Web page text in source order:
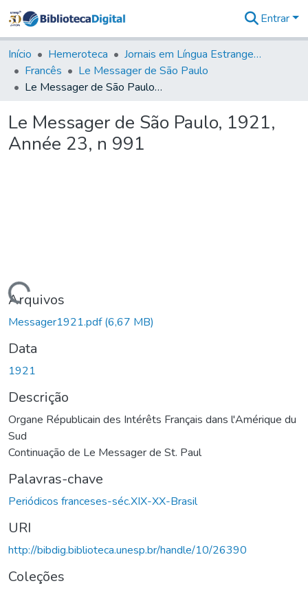
&
Coleções
Tudo na
Biblioteca
Estatísticas
Entrar
Início Hemeroteca
Jornais em Língua Estrangeira
Francês
Le Messager de São Paulo
Le Messager de São Paulo, 1921, Année 23, n 991
Le Messager de São Paulo, 1921,
Année 23, n 991
Carregando...
Arquivos
Messager1921.pdf(6,67 MB)
Data
1921
Descrição
Organe Républicain des Intérêts Français dans l'Amérique du
Sud
Continuação de Le Messager de St. Paul
Palavras-chave
Periódicos franceses-séc.XIX-XX-Brasil
URI
http://bibdig.biblioteca.unesp.br/handle/10/26390
Coleções